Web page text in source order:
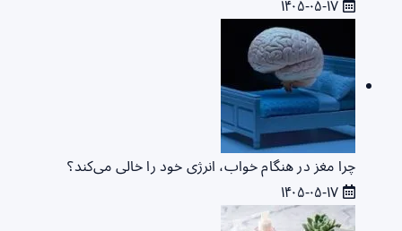
چرا مغز در هنگام خواب، انرژی خود را خالی می‌کند؟